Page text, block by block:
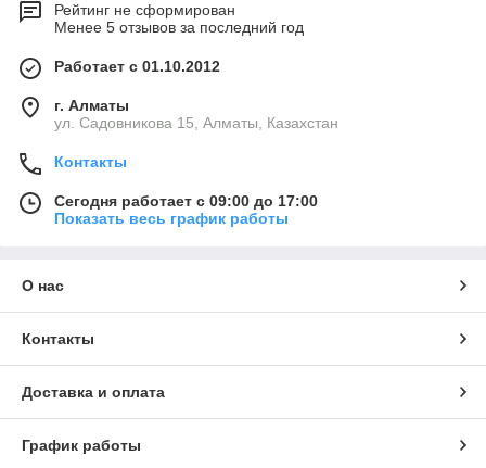
Рейтинг не сформирован
Менее 5 отзывов за последний год
Работает с 01.10.2012
г. Алматы
ул. Садовникова 15, Алматы, Казахстан
Контакты
Сегодня работает с 09:00 до 17:00
Показать весь график работы
О нас
Контакты
Доставка и оплата
График работы